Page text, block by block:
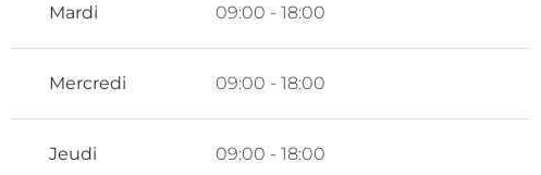
Mardi 09:00 - 18:00
Mercredi 09:00 - 18:00
Jeudi 09:00 - 18:00